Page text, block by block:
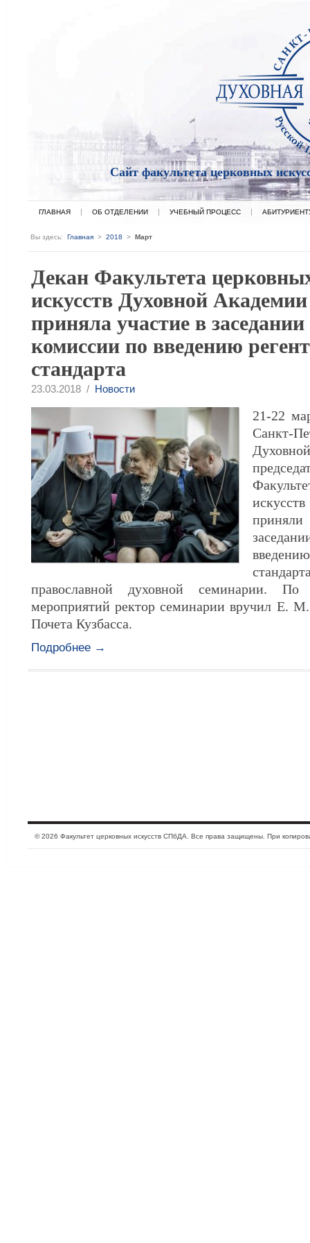
Сайт факультета церковных
ГЛАВНАЯ ОБ ОТДЕЛЕНИИ УЧЕБНЫЙ ПРОЦЕСС
Вы здесь: Главная > 2018 > Март
Декан Факультета
искусств Духовной Академии
приняла участие в заседании
комиссии по введению
стандарта
23.03.2018 / Новости
21-22
Санкт-
православной духовной семинарии. По
мероприятий ректор семинарии вручил Е.
Почета Кузбасса.
Подробнее →
© 2026 Факультет церковных искусств СПбДА. Все права защищены. При